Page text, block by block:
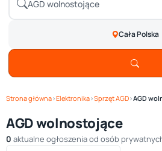
Cała Polska
Strona główna›Elektronika›Sprzęt AGD›AGD
AGD wolnostojące
0 aktualne ogłoszenia od osób